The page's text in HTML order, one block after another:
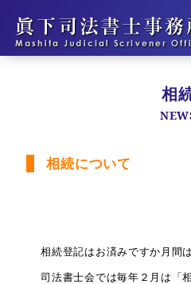
相
相続について
相続登記はお済みですか月間
司法書士会では毎年２月は「